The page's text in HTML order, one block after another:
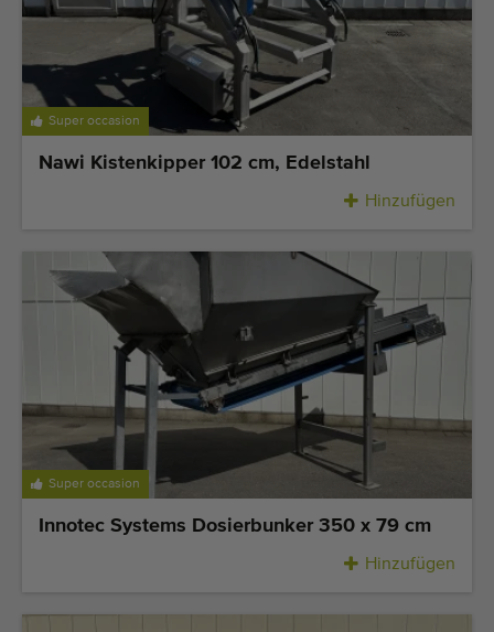
Super occasion
Nawi Kistenkipper 102 cm, Edelstahl
Hinzufügen
Super occasion
Innotec Systems Dosierbunker 350 x 79 cm
Hinzufügen